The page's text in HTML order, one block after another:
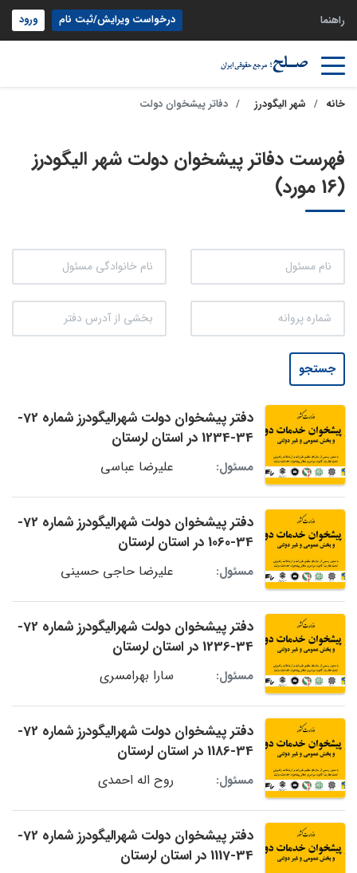
راهنما درخواست ویرایش/ثبت نام ورود
خانه شهر الیگودرز دفاتر پیشخوان دولت
فهرست دفاتر پیشخوان دولت شهر الیگودرز
(16 مورد)
جستجو
دفتر پیشخوان دولت شهرالیگودرز شماره 72-
34-1234 در استان لرستان
مسئول: علیرضا عباسی
دفتر پیشخوان دولت شهرالیگودرز شماره 72-
34-1060 در استان لرستان
مسئول: علیرضا حاجی حسینی
دفتر پیشخوان دولت شهرالیگودرز شماره 72-
34-1236 در استان لرستان
مسئول: سارا بهرامسری
دفتر پیشخوان دولت شهرالیگودرز شماره 72-
34-1186 در استان لرستان
مسئول: روح اله احمدی
دفتر پیشخوان دولت شهرالیگودرز شماره 72-
34-1117 در استان لرستان